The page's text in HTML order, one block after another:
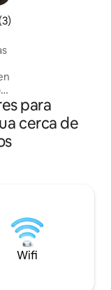
promedio: 5
marisco y ostras
para
cerca de
Wifi